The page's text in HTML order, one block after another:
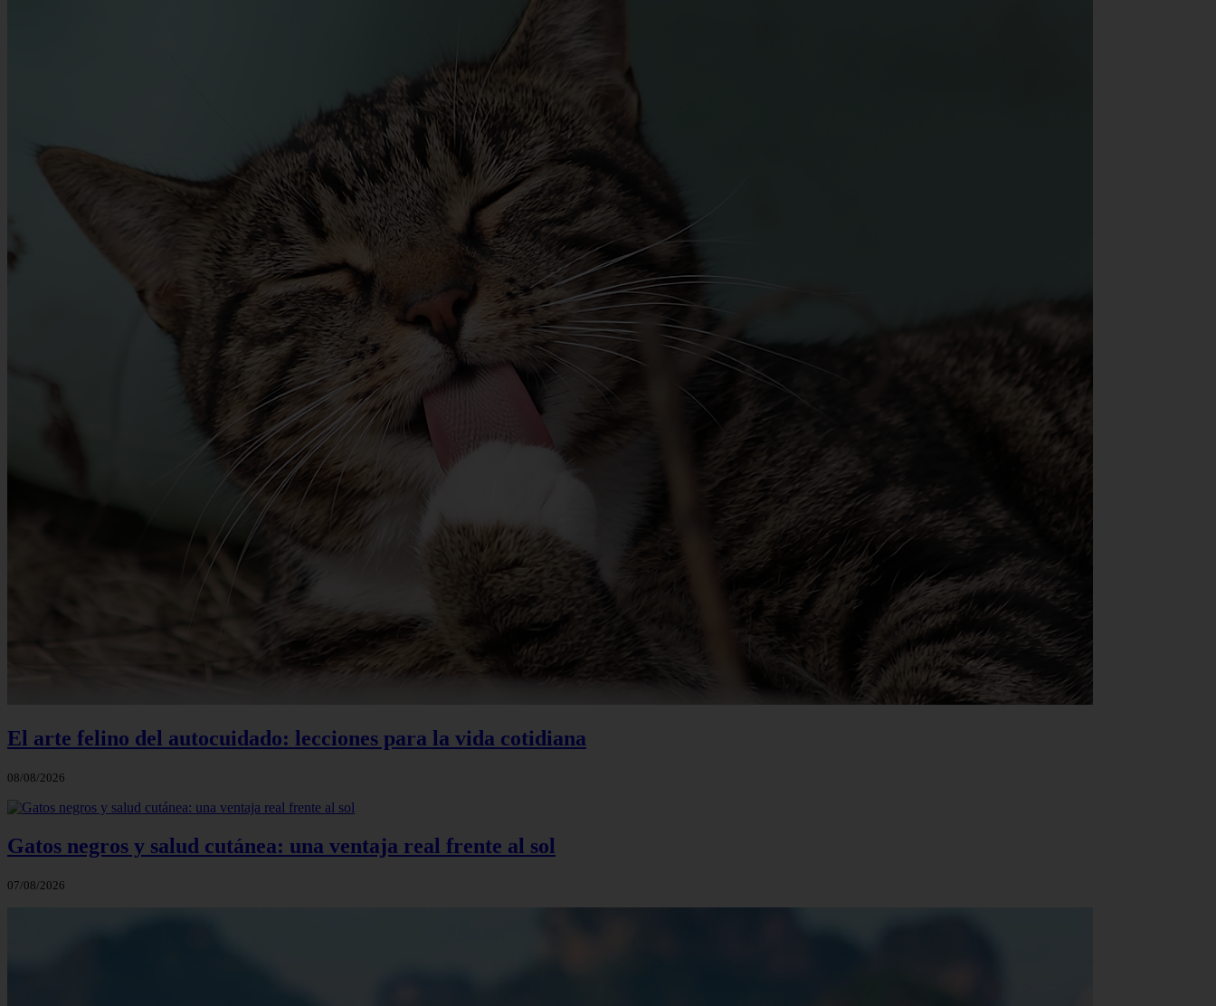
El arte felino del autocuidado: lecciones para la vida cotidiana
08/08/2026
Gatos negros y salud cutánea: una ventaja real frente al sol
07/08/2026